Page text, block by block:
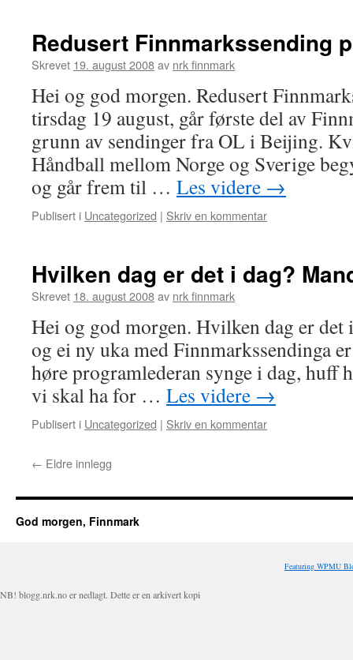
Redusert Finnmarkssending
Skrevet 19. august 2008av nrk finnmark
Hei og god morgen. Redusert
tirsdag 19 august, går første del av
grunn av sendinger fra OL i Beijing.
Håndball mellom Norge og Sverige
og går frem til … Les videre →
Publisert i Uncategorized | Skriv en kommentar
Hvilken dag er det i dag?
Skrevet 18. august 2008av nrk finnmark
Hei og god morgen. Hvilken dag er det
og ei ny uka med Finnmarkssendinga
høre programlederan synge i dag, huff
vi skal ha for … Les videre →
Publisert i Uncategorized | Skriv en kommentar
← Eldre innlegg
God morgen, Finnmark
Featuring WPMU
NB! blogg.nrk.no er nedlagt. Dette er en arkivert kopi